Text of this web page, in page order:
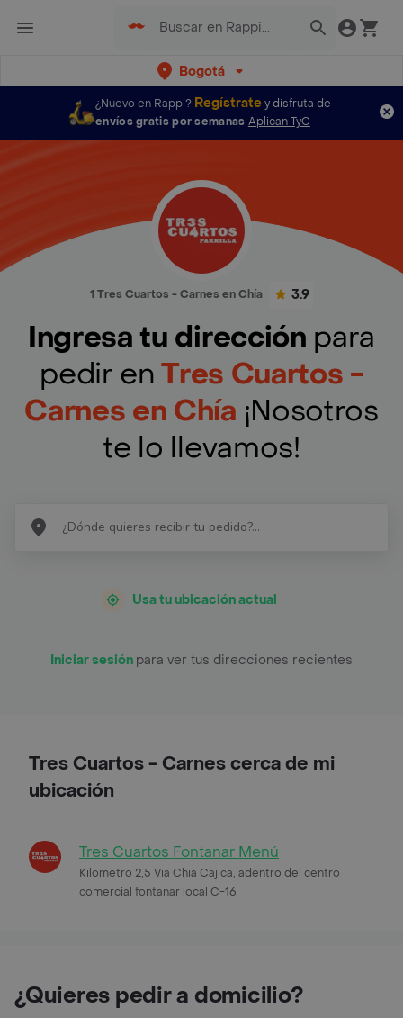
Bogotá
¿Nuevo en Rappi? Regístratey disfruta de
envíos gratis por semanas Aplican TyC
1 Tres Cuartos - Carnes en Chía 3.9
Ingresa tu dirección para
pedir enTres Cuartos -
Carnes en Chía ¡Nosotros
te lo llevamos!
Usa tu ubicación actual
Iniciar sesión para ver tus direcciones recientes
Tres Cuartos - Carnes cerca de mi
ubicación
Tres Cuartos Fontanar Menú
Kilometro 2,5 Via Chia Cajica, adentro del centro
comercial fontanar local C-16
¿Quieres pedir a domicilio?